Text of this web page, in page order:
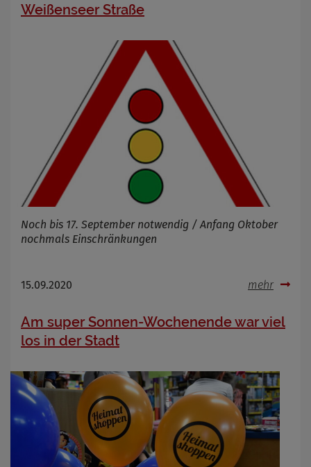
Weißenseer Straße
Noch bis 17. September notwendig / Anfang Oktober
nochmals Einschränkungen
15.09.2020 mehr
Am super Sonnen-Wochenende war viel
los in der Stadt